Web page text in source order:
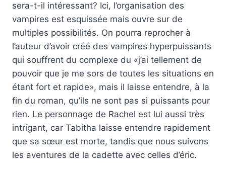
sera-t-il intéressant? Ici, l’organisation des
vampires est esquissée mais ouvre sur de
multiples possibilités. On pourra reprocher à
l’auteur d’avoir créé des vampires hyperpuissants
qui souffrent du complexe du «j’ai tellement de
pouvoir que je me sors de toutes les situations en
étant fort et rapide», mais il laisse entendre, à la
fin du roman, qu’ils ne sont pas si puissants pour
rien. Le personnage de Rachel est lui aussi très
intrigant, car Tabitha laisse entendre rapidement
que sa sœur est morte, tandis que nous suivons
les aventures de la cadette avec celles d’éric.